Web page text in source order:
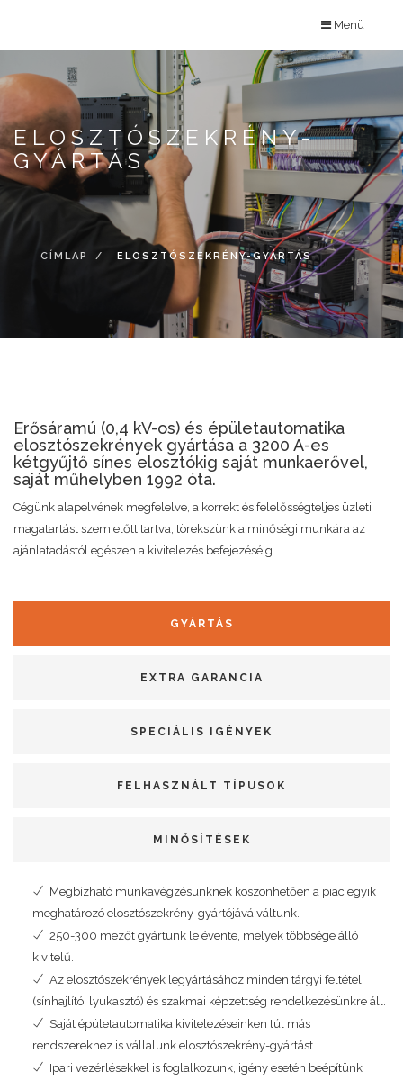
tartalomra
Menü
ELOSZTÓSZEKRÉNY-
GYÁRTÁS
CÍMLAP ELOSZTÓSZEKRÉNY-GYÁRTÁS
Erősáramú (0,4 kV-os) és épületautomatika
elosztószekrények gyártása a 3200 A-es
kétgyűjtő sínes elosztókig saját munkaerővel,
saját műhelyben 1992 óta.
Cégünk alapelvének megfelelve, a korrekt és felelősségteljes üzleti
magatartást szem előtt tartva, törekszünk a minőségi munkára az
ajánlatadástól egészen a kivitelezés befejezéséig.
GYÁRTÁS
EXTRA GARANCIA
SPECIÁLIS IGÉNYEK
FELHASZNÁLT TÍPUSOK
MINŐSÍTÉSEK
Megbízható munkavégzésünknek köszönhetően a piac egyik
meghatározó elosztószekrény-gyártójává váltunk.
250-300 mezőt gyártunk le évente, melyek többsége álló
kivitelű.
Az elosztószekrények legyártásához minden tárgyi feltétel
(sínhajlító, lyukasztó) és szakmai képzettség rendelkezésünkre áll.
Saját épületautomatika kivitelezéseinken túl más
rendszerekhez is vállalunk elosztószekrény-gyártást.
Ipari vezérlésekkel is foglalkozunk, igény esetén beépítünk